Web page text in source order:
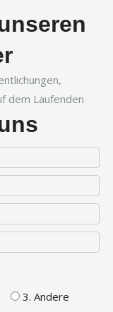
dem Laufenden
3. Andere